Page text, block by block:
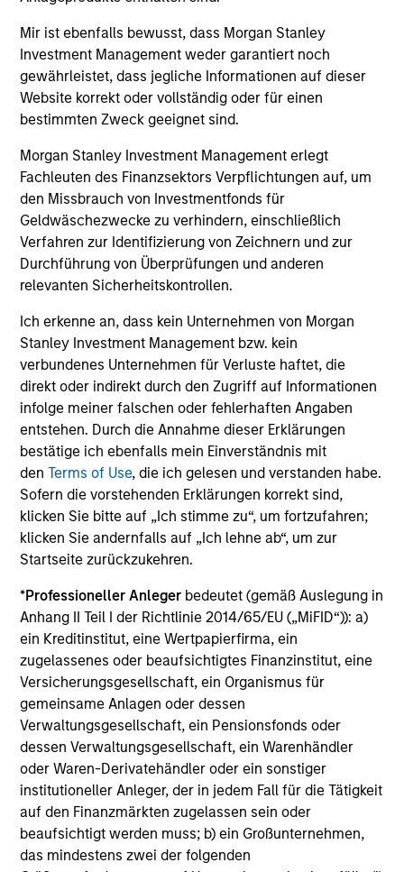
Mir ist ebenfalls bewusst, dass Morgan Stanley
Investment Management weder garantiert noch
gewährleistet, dass jegliche Informationen auf dieser
Website korrekt oder vollständig oder für einen
bestimmten Zweck geeignet sind.
Morgan Stanley Investment Management erlegt
Fachleuten des Finanzsektors Verpflichtungen auf, um
den Missbrauch von Investmentfonds für
Geldwäschezwecke zu verhindern, einschließlich
Verfahren zur Identifizierung von Zeichnern und zur
Durchführung von Überprüfungen und anderen
relevanten Sicherheitskontrollen.
Ich erkenne an, dass kein Unternehmen von Morgan
Stanley Investment Management bzw. kein
verbundenes Unternehmen für Verluste haftet, die
direkt oder indirekt durch den Zugriff auf Informationen
infolge meiner falschen oder fehlerhaften Angaben
entstehen. Durch die Annahme dieser Erklärungen
bestätige ich ebenfalls mein Einverständnis mit
denTerms of Use, die ich gelesen und verstanden habe.
Sofern die vorstehenden Erklärungen korrekt sind,
klicken Sie bitte auf „Ich stimme zu“, um fortzufahren;
klicken Sie andernfalls auf „Ich lehne ab“, um zur
Startseite zurückzukehren.
*Professioneller Anleger bedeutet (gemäß Auslegung in
Anhang II Teil I der Richtlinie 2014/65/EU („MiFID“)): a)
ein Kreditinstitut, eine Wertpapierfirma, ein
zugelassenes oder beaufsichtigtes Finanzinstitut, eine
Versicherungsgesellschaft, ein Organismus für
gemeinsame Anlagen oder dessen
Verwaltungsgesellschaft, ein Pensionsfonds oder
dessen Verwaltungsgesellschaft, ein Warenhändler
oder Waren-Derivatehändler oder ein sonstiger
institutioneller Anleger, der in jedem Fall für die Tätigkeit
auf den Finanzmärkten zugelassen sein oder
beaufsichtigt werden muss; b) ein Großunternehmen,
das mindestens zwei der folgenden
Portfolio
Filters
Athulya Assisted Living Private
Limited
Senior Care Services
Magenta EV Solutions Private
Limited
Electric Mobility
Suminter India Organics
Private Limited
Organic Agriculture
Rapidue Technologies Private
Limited
Waste Management Infrastructure
HealthMap Diagnostics Private
Limited
Healthcare Diagnostics